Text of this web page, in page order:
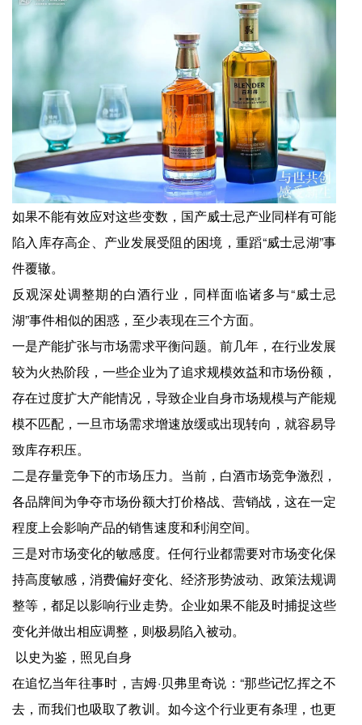
如果不能有效应对这些变数，国产威士忌产业同样有可能
陷入库存高企、产业发展受阻的困境，重蹈“威士忌湖”事
件覆辙。
反观深处调整期的白酒行业，同样面临诸多与“威士忌
湖”事件相似的困惑，至少表现在三个方面。
一是产能扩张与市场需求平衡问题。前几年，在行业发展
较为火热阶段，一些企业为了追求规模效益和市场份额，
存在过度扩大产能情况，导致企业自身市场规模与产能规
模不匹配，一旦市场需求增速放缓或出现转向，就容易导
致库存积压。
二是存量竞争下的市场压力。当前，白酒市场竞争激烈，
各品牌间为争夺市场份额大打价格战、营销战，这在一定
程度上会影响产品的销售速度和利润空间。
三是对市场变化的敏感度。任何行业都需要对市场变化保
持高度敏感，消费偏好变化、经济形势波动、政策法规调
整等，都足以影响行业走势。企业如果不能及时捕捉这些
变化并做出相应调整，则极易陷入被动。
以史为鉴，照见自身
在追忆当年往事时，吉姆·贝弗里奇说：“那些记忆挥之不
去，而我们也吸取了教训。如今这个行业更有条理，也更